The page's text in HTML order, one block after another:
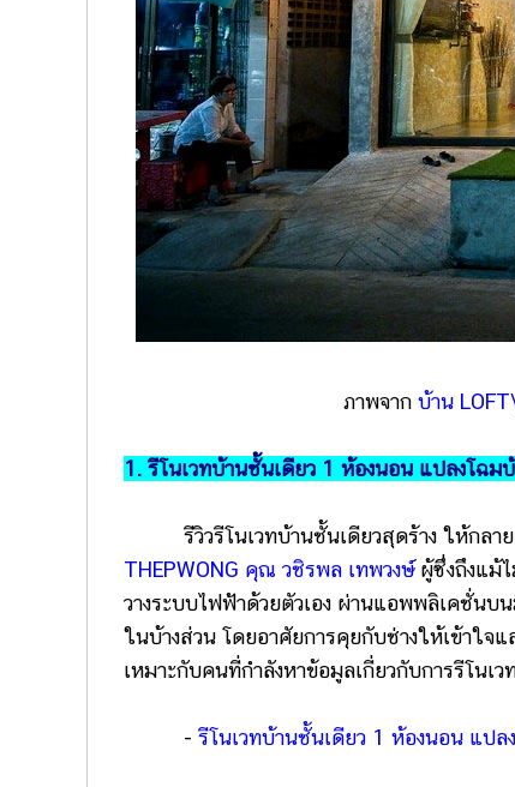
ภาพจาก บ้าน
1. รีโนเวทบ้านชั้นเดียว 1 ห้องนอน แปลงโฉม
รีวิวรีโนเวทบ้านชั้นเดียวสุดร้าง ให้กลาย
THEPWONG คุณ วชิรพล เทพวงษ์ผู้ซึ่งถึงแม้
วางระบบไฟฟ้าด้วยตัวเอง ผ่านแอพพลิเคชั่นบ
ในบ้างส่วน โดยอาศัยการคุยกับช่างให้เข้าใจ
เหมาะกับคนที่กำลังหาข้อมูลเกี่ยวกับการรีโนเว
- รีโนเวทบ้านชั้นเดียว 1 ห้องนอน แป